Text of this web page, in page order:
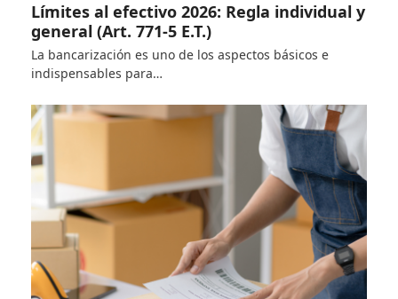
Límites al efectivo 2026: Regla individual y
general (Art. 771-5 E.T.)
La bancarización es uno de los aspectos básicos e
indispensables para…